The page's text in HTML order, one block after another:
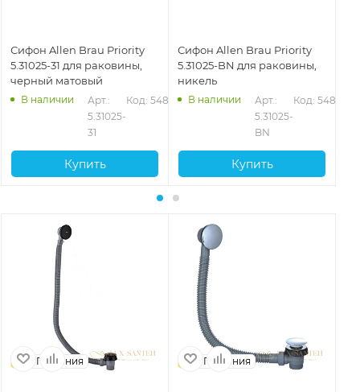
Сифон Allen Brau Priority
5.31025-31 для раковины,
черный матовый
В наличии
Арт.:
5.31025-
31
Код: 54876
Купить
Сифон Allen Brau Priority
5.31025-BN для раковины,
никель
В наличии
Арт.:
5.31025-
BN
Код: 54877
Купить
Германия Германия